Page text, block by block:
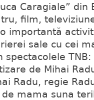
Caragiale” din
film,
importantă
sale cu cei
de Mihai
Radu, regie
mama suna